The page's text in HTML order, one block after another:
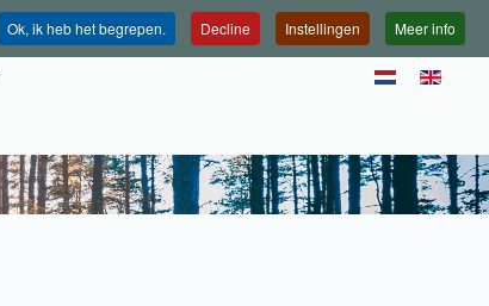
Ok, ik heb het begrepen. Decline Instellingen Meer info